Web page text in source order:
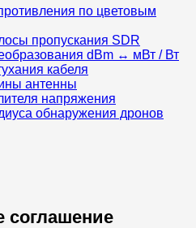
по цветовым
пропускания SDR
dBm ↔ мВт / Вт
кабеля
антенны
напряжения
обнаружения дронов
соглашение